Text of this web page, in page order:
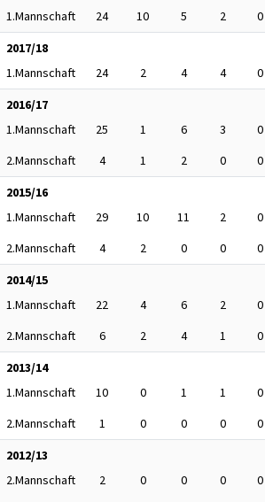
1.Mannschaft
24 10 5 2 0
2017/18
1.Mannschaft
24 2 4 4 0
2016/17
1.Mannschaft
25 1 6 3 0
2.Mannschaft
4 1 2 0 0
2015/16
1.Mannschaft
29 10 11 2 0
2.Mannschaft
4 2 0 0 0
2014/15
1.Mannschaft
22 4 6 2 0
2.Mannschaft
6 2 4 1 0
2013/14
1.Mannschaft
10 0 1 1 0
2.Mannschaft
1 0 0 0 0
2012/13
2.Mannschaft
2 0 0 0 0